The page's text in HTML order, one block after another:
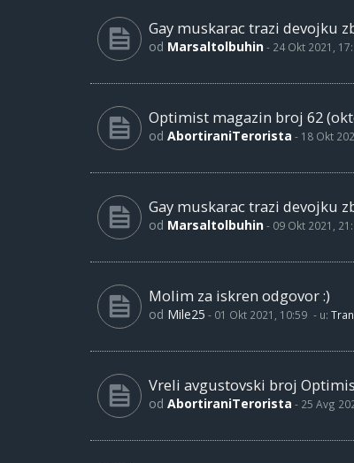
Gay muskarac trazi devojku
od Marsaltolbuhin- 24 Okt 2021,
Optimist magazin broj 62
od AbortiraniTerorista - 18 Okt
Gay muskarac trazi devojku
od Marsaltolbuhin- 09 Okt 2021,
Molim za iskren odgovor :)
od Mile25 - 01 Okt 2021, 10:59 - u:
Vreli avgustovski broj
od AbortiraniTerorista - 25 Avg